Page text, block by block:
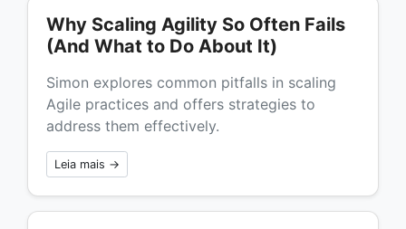
Why Scaling Agility So Often Fails
(And What to Do About It)
Simon explores common pitfalls in scaling
Agile practices and offers strategies to
address them effectively.
Leia mais →